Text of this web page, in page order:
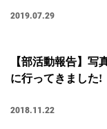
職種
#広報 #新卒 #
2019.07.29
【部活動報告】写
に行ってきました!
2018.11.22